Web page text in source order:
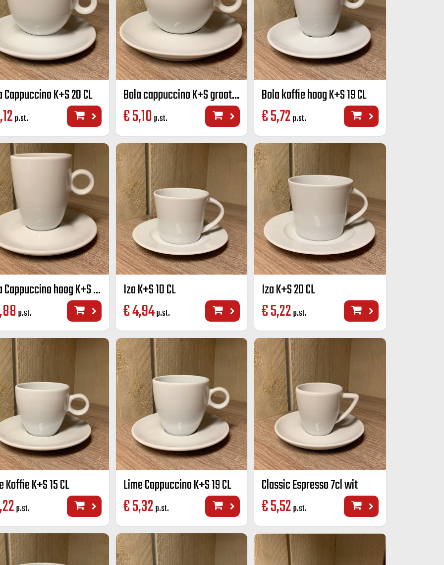
Cappuccino K+S 20 CL
p.st.
Bola cappuccino K+S groot 280 cc.
€5,10p.st.
Bola koffie hoog K+S 19 CL
€5,72p.st.
Bola Cappuccino hoog K+S 25 CL
p.st.
Iza K+S 10 CL
€4,94p.st.
Iza K+S 20 CL
€5,22p.st.
Koffie K+S 15 CL
p.st.
Lime Cappuccino K+S 19 CL
€5,32p.st.
Classic Espresso 7cl wit
€5,52p.st.